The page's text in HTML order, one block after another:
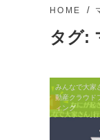
HOME
タグ:
みんなで大家
動産クラウド
ィング